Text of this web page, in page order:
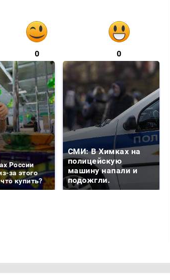
0 0
России
за этого
купить?
СМИ: В Химках на
полицейскую
машину напали и
подожгли.